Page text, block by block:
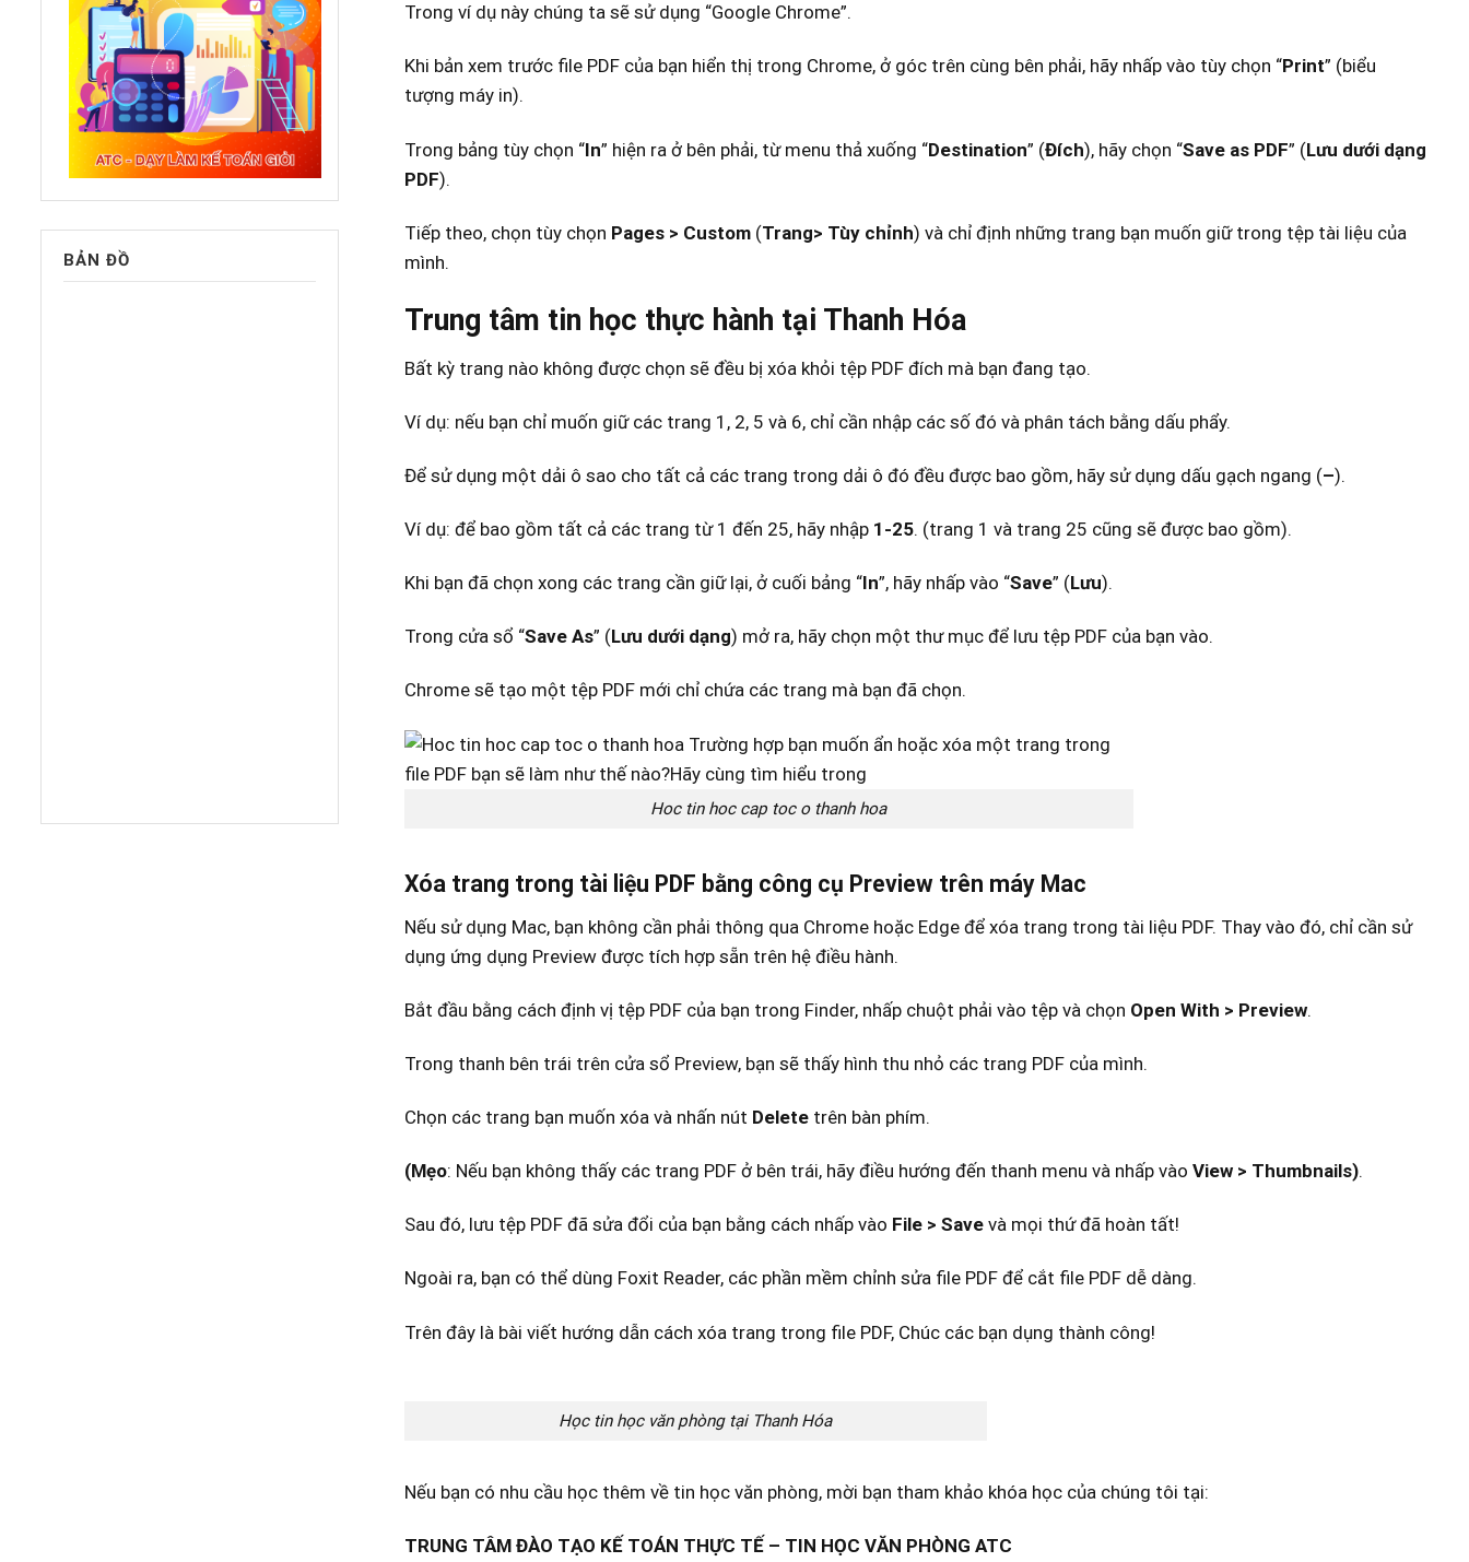
BẢN ĐỒ
Trong ví dụ này chúng ta sẽ sử dụng “Google Chrome”.
Khi bản xem trước file PDF của bạn hiển thị trong Chrome, ở góc trên cùng bên phải, hãy nhấp vào tùy chọn “Print” (biểu
tượng máy in).
Trong bảng tùy chọn “In” hiện ra ở bên phải, từ menu thả xuống “Destination” (Đích), hãy chọn “Save as PDF” (Lưu dưới dạng
PDF).
Tiếp theo, chọn tùy chọn Pages > Custom(Trang> Tùy chỉnh) và chỉ định những trang bạn muốn giữ trong tệp tài liệu của
mình.
Trung tâm tin học thực hành tại Thanh Hóa
Bất kỳ trang nào không được chọn sẽ đều bị xóa khỏi tệp PDF đích mà bạn đang tạo.
Ví dụ: nếu bạn chỉ muốn giữ các trang 1, 2, 5 và 6, chỉ cần nhập các số đó và phân tách bằng dấu phẩy.
Để sử dụng một dải ô sao cho tất cả các trang trong dải ô đó đều được bao gồm, hãy sử dụng dấu gạch ngang (–).
Ví dụ: để bao gồm tất cả các trang từ 1 đến 25, hãy nhập 1-25. (trang 1 và trang 25 cũng sẽ được bao gồm).
Khi bạn đã chọn xong các trang cần giữ lại, ở cuối bảng “In”, hãy nhấp vào “Save” (Lưu).
Trong cửa sổ “Save As” (Lưu dưới dạng) mở ra, hãy chọn một thư mục để lưu tệp PDF của bạn vào.
Chrome sẽ tạo một tệp PDF mới chỉ chứa các trang mà bạn đã chọn.
Hoc tin hoc cap toc o thanh hoa
Xóa trang trong tài liệu PDF bằng công cụ Preview trên máy Mac
Nếu sử dụng Mac, bạn không cần phải thông qua Chrome hoặc Edge để xóa trang trong tài liệu PDF. Thay vào đó, chỉ cần sử
dụng ứng dụng Preview được tích hợp sẵn trên hệ điều hành.
Bắt đầu bằng cách định vị tệp PDF của bạn trong Finder, nhấp chuột phải vào tệp và chọn Open With > Preview.
Trong thanh bên trái trên cửa sổ Preview, bạn sẽ thấy hình thu nhỏ các trang PDF của mình.
Chọn các trang bạn muốn xóa và nhấn nút Delete trên bàn phím.
(Mẹo: Nếu bạn không thấy các trang PDF ở bên trái, hãy điều hướng đến thanh menu và nhấp vào View > Thumbnails).
Sau đó, lưu tệp PDF đã sửa đổi của bạn bằng cách nhấp vào File > Save và mọi thứ đã hoàn tất!
Ngoài ra, bạn có thể dùng Foxit Reader, các phần mềm chỉnh sửa file PDF để cắt file PDF dễ dàng.
Trên đây là bài viết hướng dẫn cách xóa trang trong file PDF, Chúc các bạn dụng thành công!
Học tin học văn phòng tại Thanh Hóa
Nếu bạn có nhu cầu học thêm về tin học văn phòng, mời bạn tham khảo khóa học của chúng tôi tại:
TRUNG TÂM ĐÀO TẠO KẾ TOÁN THỰC TẾ – TIN HỌC VĂN PHÒNG ATC